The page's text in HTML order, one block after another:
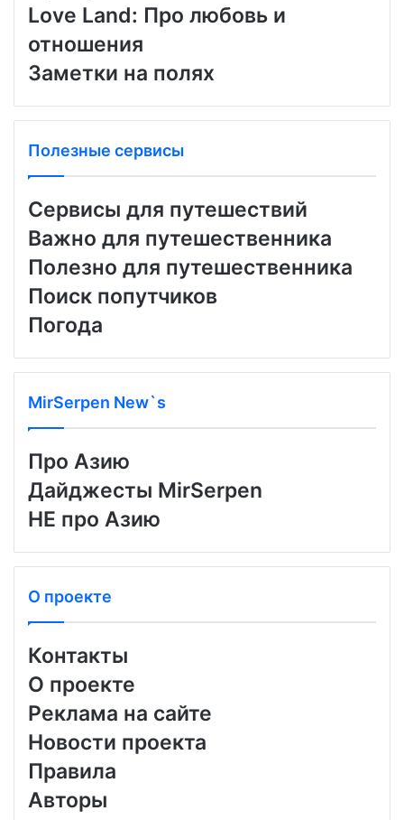
Love Land: Про любовь и
отношения
Заметки на полях
Полезные сервисы
Сервисы для путешествий
Важно для путешественника
Полезно для путешественника
Поиск попутчиков
Погода
MirSerpen New`s
Про Азию
Дайджесты MirSerpen
НЕ про Азию
О проекте
Контакты
О проекте
Реклама на сайте
Новости проекта
Правила
Авторы